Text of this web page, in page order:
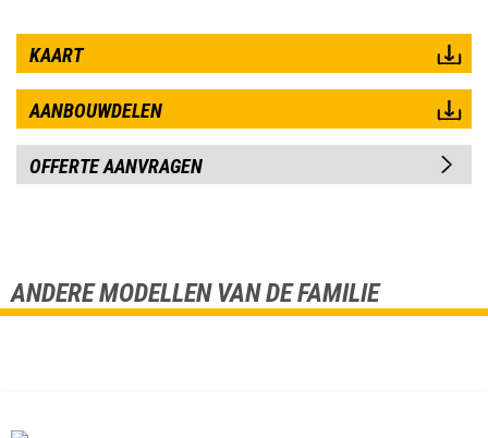
KAART
AANBOUWDELEN
OFFERTE AANVRAGEN
ANDERE MODELLEN VAN DE FAMILIE